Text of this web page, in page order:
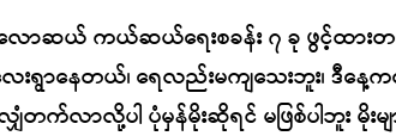
ောဆယ် ကယ်ဆယ်ရေးစခန်း ၇ ခု ဖွင့်ထားတ
းရွာနေတယ်၊ ရေလည်းမကျသေးဘူး၊ ဒီနေ့
ျှံတက်လာလို့ပါ ပုံမှန်မိုးဆိုရင် မဖြစ်ပါဘူး မိုးမ